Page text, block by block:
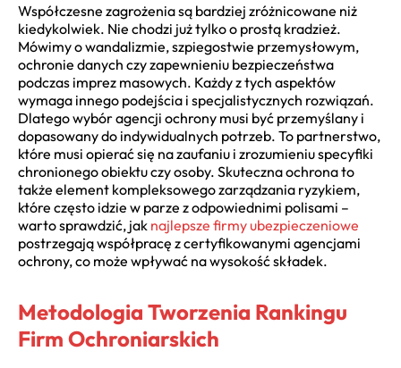
Współczesne zagrożenia są bardziej zróżnicowane niż
kiedykolwiek. Nie chodzi już tylko o prostą kradzież.
Mówimy o wandalizmie, szpiegostwie przemysłowym,
ochronie danych czy zapewnieniu bezpieczeństwa
podczas imprez masowych. Każdy z tych aspektów
wymaga innego podejścia i specjalistycznych rozwiązań.
Dlatego wybór agencji ochrony musi być przemyślany i
dopasowany do indywidualnych potrzeb. To partnerstwo,
które musi opierać się na zaufaniu i zrozumieniu specyfiki
chronionego obiektu czy osoby. Skuteczna ochrona to
także element kompleksowego zarządzania ryzykiem,
które często idzie w parze z odpowiednimi polisami –
warto sprawdzić, jak najlepsze firmy ubezpieczeniowe
postrzegają współpracę z certyfikowanymi agencjami
ochrony, co może wpływać na wysokość składek.
Metodologia Tworzenia Rankingu
Firm Ochroniarskich